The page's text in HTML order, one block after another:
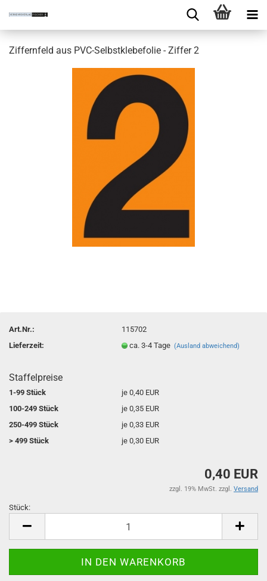
Ziffernfeld aus PVC-Selbstklebefolie - Ziffer 2
Art.Nr.:
115702
Lieferzeit:
ca. 3-4 Tage(Ausland abweichend)
Staffelpreise
1-99 Stück
je 0,40 EUR
100-249 Stück
je 0,35 EUR
250-499 Stück
je 0,33 EUR
> 499 Stück
je 0,30 EUR
0,40 EUR
zzgl. 19% MwSt. zzgl. Versand
Stück: